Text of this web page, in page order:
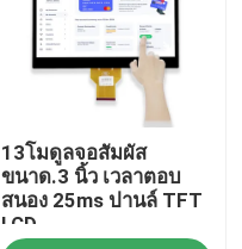
13โมดูลจอสัมผัส
ขนาด.3 นิ้ว เวลาตอบ
สนอง 25ms ปานล์ TFT
LCD